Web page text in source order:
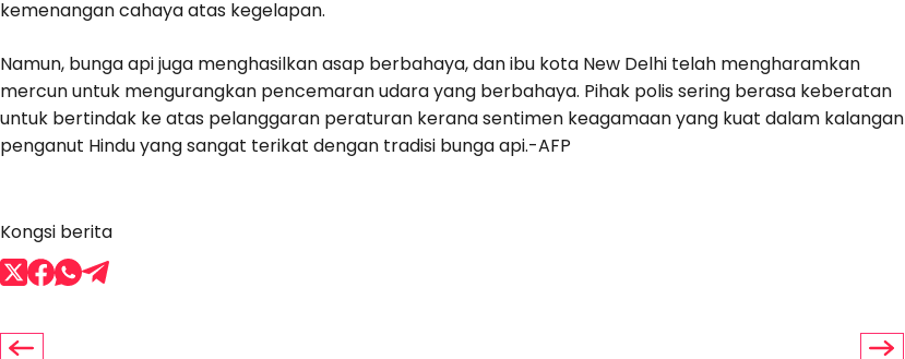
kemenangan cahaya atas kegelapan.
Namun, bunga api juga menghasilkan asap berbahaya, dan ibu kota New Delhi telah mengharamkan
mercun untuk mengurangkan pencemaran udara yang berbahaya. Pihak polis sering berasa keberatan
untuk bertindak ke atas pelanggaran peraturan kerana sentimen keagamaan yang kuat dalam kalangan
penganut Hindu yang sangat terikat dengan tradisi bunga api.-AFP
Kongsi berita